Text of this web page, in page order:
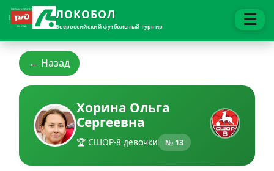
ЛОКОБОЛ
Всероссийский футбольный турнир ☰
← Назад
Хорина Ольга
Сергеевна
🏆 СШОР-8 девочки № 13